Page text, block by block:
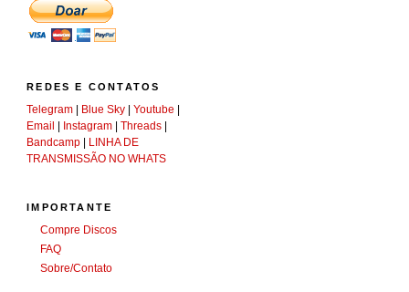
REDES E CONTATOS
Telegram | Blue Sky |Youtube |
Email | Instagram |Threads |
Bandcamp | LINHA DE
TRANSMISSÃO NO WHATS
IMPORTANTE
Compre Discos
FAQ
Sobre/Contato